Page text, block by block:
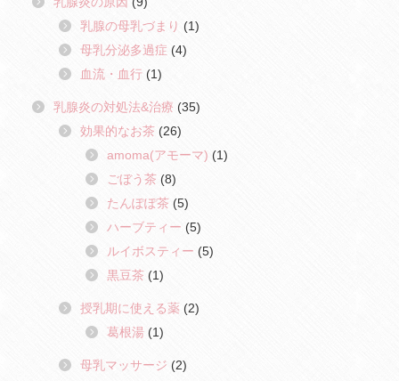
乳腺の母乳づまり (1)
母乳分泌多過症 (4)
血流・血行 (1)
乳腺炎の対処法&治療 (35)
効果的なお茶 (26)
amoma(アモーマ) (1)
ごぼう茶 (8)
たんぽぽ茶 (5)
ハーブティー (5)
ルイボスティー (5)
黒豆茶 (1)
授乳期に使える薬 (2)
葛根湯 (1)
母乳マッサージ (2)